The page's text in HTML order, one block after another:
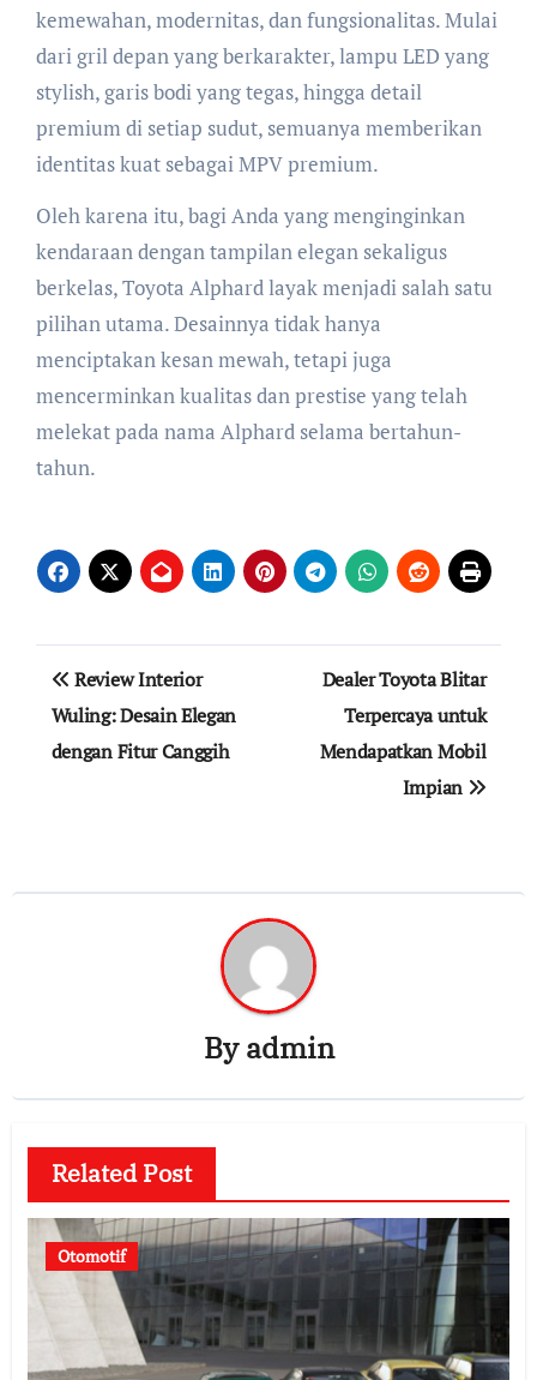
kemewahan, modernitas, dan fungsionalitas. Mulai
dari gril depan yang berkarakter, lampu LED yang
stylish, garis bodi yang tegas, hingga detail
premium di setiap sudut, semuanya memberikan
identitas kuat sebagai MPV premium.
Oleh karena itu, bagi Anda yang menginginkan
kendaraan dengan tampilan elegan sekaligus
berkelas, Toyota Alphard layak menjadi salah satu
pilihan utama. Desainnya tidak hanya
menciptakan kesan mewah, tetapi juga
mencerminkan kualitas dan prestise yang telah
melekat pada nama Alphard selama bertahun-
tahun.
Navigasi
pos
Review Interior
Wuling: Desain Elegan
dengan Fitur Canggih
Dealer Toyota Blitar
Terpercaya untuk
Mendapatkan Mobil
Impian
Byadmin
Related Post
Otomotif